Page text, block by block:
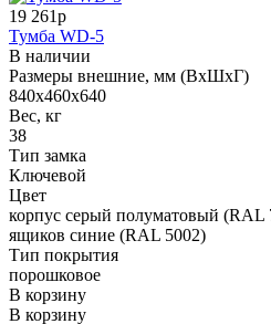
19 261р
Тумба WD-5
В наличии
Размеры внешние, мм (ВхШхГ)
840x460x640
Вес, кг
38
Тип замка
Ключевой
Цвет
корпус серый полуматовый (RAL
ящиков синие (RAL 5002)
Тип покрытия
порошковое
В корзину
В корзину